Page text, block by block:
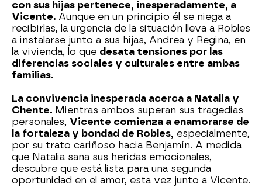
con sus hijas pertenece, inesperadamente, a
Vicente. Aunque en un principio él se niega a
recibirlas, la urgencia de la situación lleva a Robles
a instalarse junto a sus hijas, Andrea y Regina, en
la vivienda, lo que desata tensiones por las
diferencias sociales y culturales entre ambas
familias.
La convivencia inesperada acerca a Natalia y
Chente. Mientras ambos superan sus tragedias
personales, Vicente comienza a enamorarse de
la fortaleza y bondad de Robles, especialmente,
por su trato cariñoso hacia Benjamín. A medida
que Natalia sana sus heridas emocionales,
descubre que está lista para una segunda
oportunidad en el amor, esta vez junto a Vicente.